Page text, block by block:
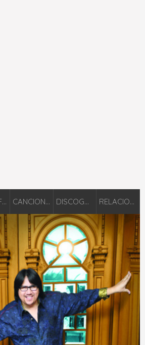
BIOGRAFÍA CANCIONES DISCOGRAFÍA RELACIONADOS